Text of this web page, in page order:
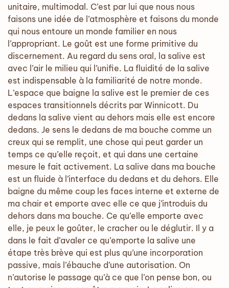
unitaire, multimodal. C’est par lui que nous nous
faisons une idée de l’atmosphère et faisons du monde
qui nous entoure un monde familier en nous
l’appropriant. Le goût est une forme primitive du
discernement. Au regard du sens oral, la salive est
avec l’air le milieu qui l’unifie. La fluidité de la salive
est indispensable à la familiarité de notre monde.
L’espace que baigne la salive est le premier de ces
espaces transitionnels décrits par Winnicott. Du
dedans la salive vient au dehors mais elle est encore
dedans. Je sens le dedans de ma bouche comme un
creux qui se remplit, une chose qui peut garder un
temps ce qu’elle reçoit, et qui dans une certaine
mesure le fait activement. La salive dans ma bouche
est un fluide à l’interface du dedans et du dehors. Elle
baigne du même coup les faces interne et externe de
ma chair et emporte avec elle ce que j’introduis du
dehors dans ma bouche. Ce qu’elle emporte avec
elle, je peux le goûter, le cracher ou le déglutir. Il y a
dans le fait d’avaler ce qu’emporte la salive une
étape très brève qui est plus qu’une incorporation
passive, mais l’ébauche d’une autorisation. On
n’autorise le passage qu’à ce que l’on pense bon, ou